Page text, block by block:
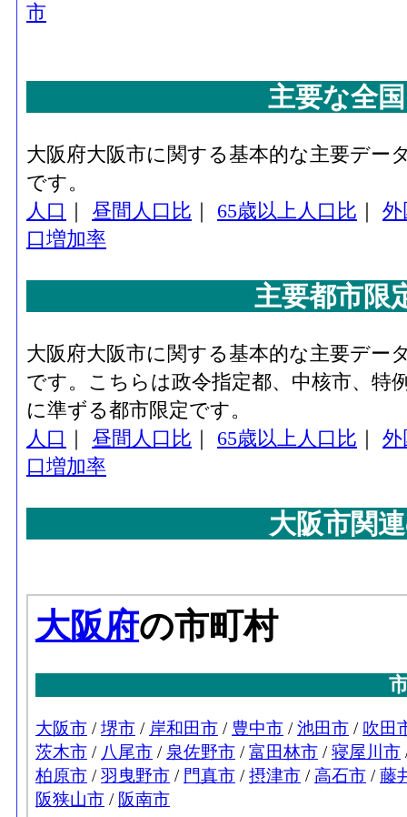
市
主要な全
大阪府大阪市に関する基本的な主要デ
です。
人口
昼間人口比 65歳以上人口比
外
口増加率
主要都市限
大阪府大阪市に関する基本的な主要デ
です。こちらは政令指定都、中核市、特
に準ずる都市限定です。
人口 ｜ 昼間人口比 ｜ 65歳以上人口比 ｜ 外
口増加率
大阪市関